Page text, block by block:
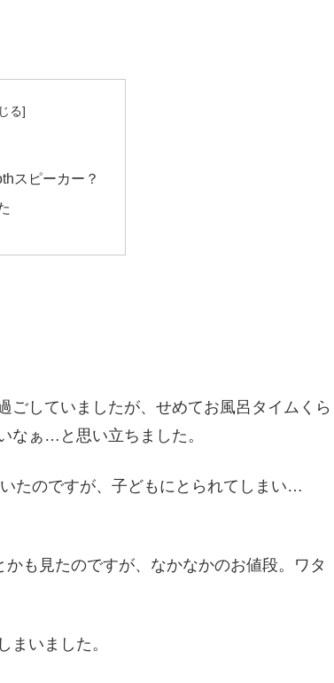
スピーカー？
ごしていましたが、せめてお風呂タイムくら
なぁ…と思い立ちました。
たのですが、子どもにとられてしまい…
も見たのですが、なかなかのお値段。ワタ
まいました。